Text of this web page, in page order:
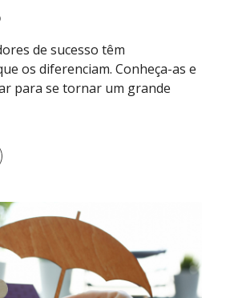
de sucesso têm
os diferenciam. Conheça-as e
para se tornar um grande